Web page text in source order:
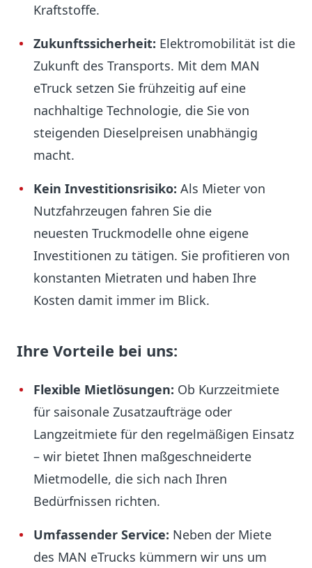
Kraftstoffe.
Zukunftssicherheit: Elektromobilität ist die
Zukunft des Transports. Mit dem MAN
eTruck setzen Sie frühzeitig auf eine
nachhaltige Technologie, die Sie von
steigenden Dieselpreisen unabhängig
macht.
Kein Investitionsrisiko: Als Mieter von
Nutzfahrzeugen fahren Sie die
neuesten Truckmodelle ohne eigene
Investitionen zu tätigen. Sie profitieren von
konstanten Mietraten und haben Ihre
Kosten damit immer im Blick.
Ihre Vorteile bei uns:
Flexible Mietlösungen: Ob Kurzzeitmiete
für saisonale Zusatzaufträge oder
Langzeitmiete für den regelmäßigen Einsatz
– wir bietet Ihnen maßgeschneiderte
Mietmodelle, die sich nach Ihren
Bedürfnissen richten.
Umfassender Service: Neben der Miete
des MAN eTrucks kümmern wir uns um